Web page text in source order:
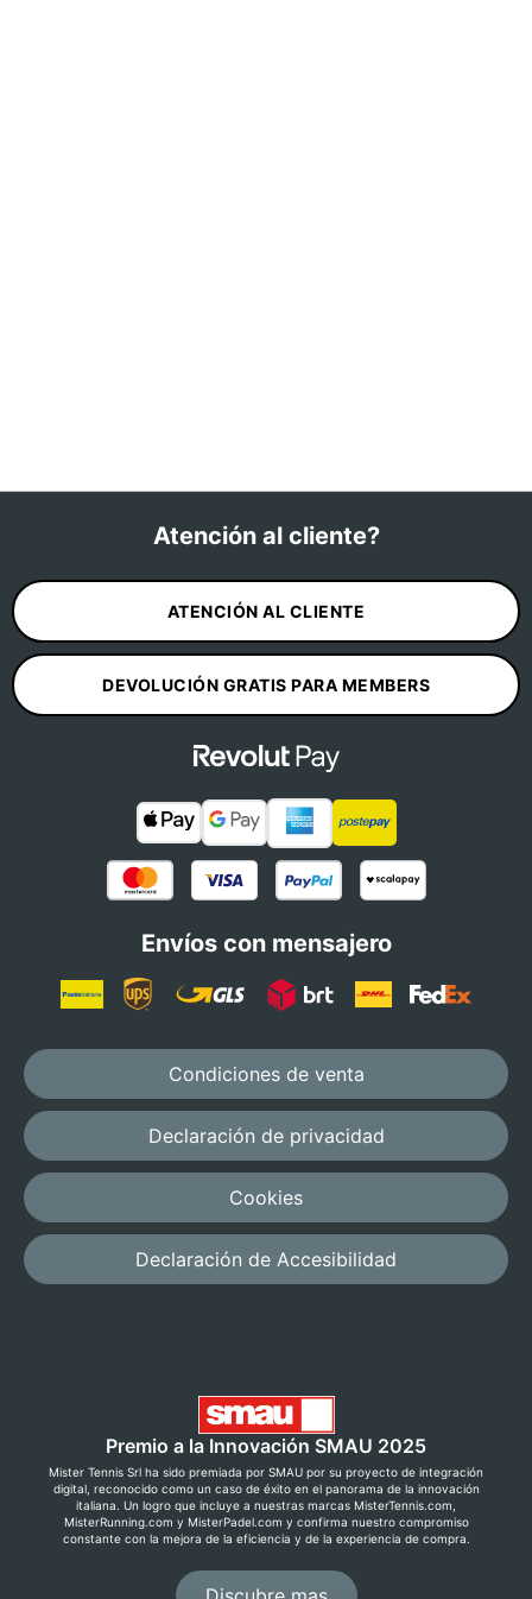
Atención al cliente?
ATENCIÓN AL CLIENTE
DEVOLUCIÓN GRATIS PARA MEMBERS
Envíos con mensajero
Condiciones de venta
Declaración de privacidad
Cookies
Declaración de Accesibilidad
Premio a la Innovación SMAU 2025
Mister Tennis Srl ha sido premiada por SMAU por su proyecto de integración
digital, reconocido como un caso de éxito en el panorama de la innovación
italiana. Un logro que incluye a nuestras marcas MisterTennis.com,
MisterRunning.com y MisterPadel.com y confirma nuestro compromiso
constante con la mejora de la eficiencia y de la experiencia de compra.